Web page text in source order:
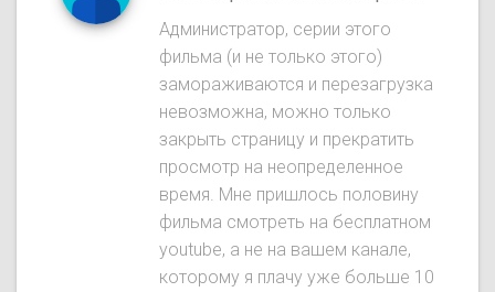
Администратор, серии этого
фильма (и не только этого)
замораживаются и перезагрузка
невозможна, можно только
закрыть страницу и прекратить
просмотр на неопределенное
время. Мне пришлось половину
фильма смотреть на бесплатном
youtube, а не на вашем канале,
которому я плачу уже больше 10